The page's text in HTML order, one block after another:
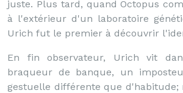
juste. Plus tard, quand Octopus
à l'extérieur d'un laboratoire
Urich fut le premier à découvrir
En fin observateur, Urich vit
braqueur de banque, un
gestuelle différente que d'habitude;